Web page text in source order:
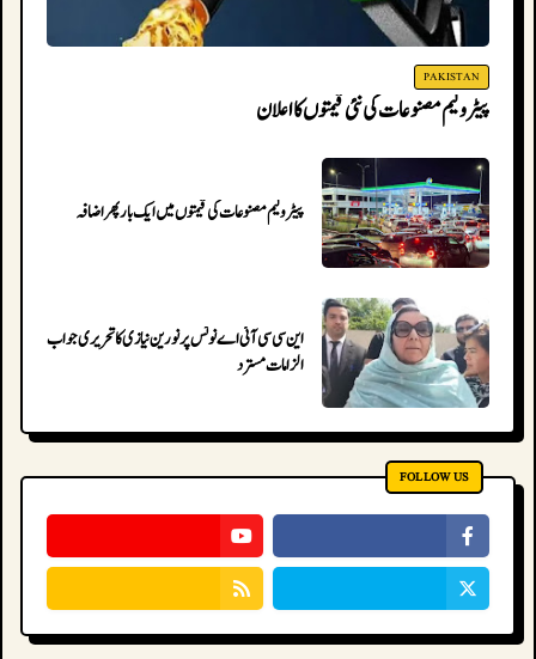
PAKISTAN
پیٹرولیم مصنوعات کی نئی قیمتوں کا اعلان
پیٹرولیم مصنوعات کی قیمتوں میں ایک بار پھر اضافہ
این سی سی آئی اے نوٹس پر نورین نیازی کا تحریری جواب جمع،
الزامات مسترد
FOLLOW US